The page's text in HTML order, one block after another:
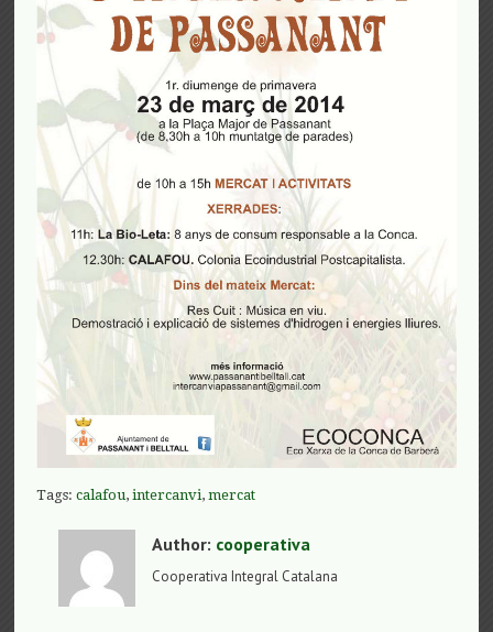
Tags:calafou,intercanvi,mercat
Author: cooperativa
Cooperativa Integral Catalana